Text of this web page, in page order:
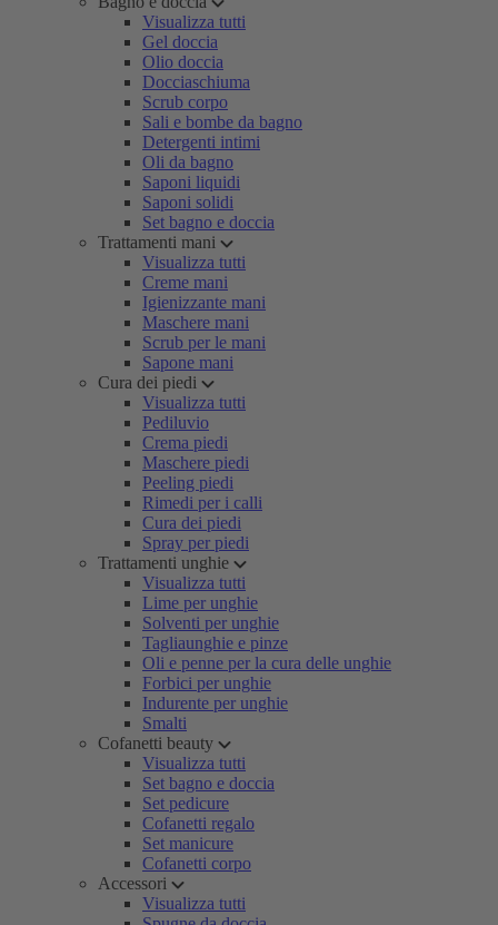
Visualizza tutti
Gel doccia
Olio doccia
Docciaschiuma
Scrub corpo
Sali e bombe da bagno
Detergenti intimi
Oli da bagno
Saponi liquidi
Saponi solidi
Set bagno e doccia
Trattamenti mani
Visualizza tutti
Creme mani
Igienizzante mani
Maschere mani
Scrub per le mani
Sapone mani
Cura dei piedi
Visualizza tutti
Pediluvio
Crema piedi
Maschere piedi
Peeling piedi
Rimedi per i calli
Cura dei piedi
Spray per piedi
Trattamenti unghie
Visualizza tutti
Lime per unghie
Solventi per unghie
Tagliaunghie e pinze
Oli e penne per la cura delle unghie
Forbici per unghie
Indurente per unghie
Smalti
Cofanetti beauty
Visualizza tutti
Set bagno e doccia
Set pedicure
Cofanetti regalo
Set manicure
Cofanetti corpo
Accessori
Visualizza tutti